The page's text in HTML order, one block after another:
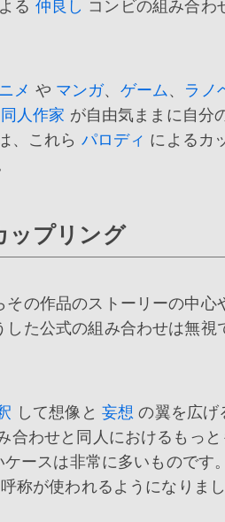
る 仲良し コンビの組み合わ
メ や マンガ、 ゲーム 、 ラノ
同人作家 が自由気ままに自分
、これら パロディ によるカ
ップリング
の作品のストーリーの中心
た公式の組み合わせは無視
して想像と 妄想 の翼を広げ
合わせと同人におけるもっ
ケースは非常に多いもので
称が使われるようになりまし